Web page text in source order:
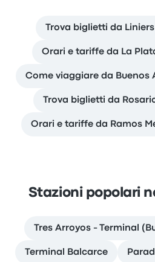
Trova biglietti da
Orari e tariffe da La
Come viaggiare da Buenos
Trova biglietti da
Orari e tariffe da Ramos
Stazioni popolari
Tres Arroyos - Terminal
Terminal Balcarce